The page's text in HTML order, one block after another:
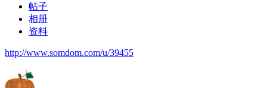
帖子
相册
资料
http://www.somdom.com/u/39455